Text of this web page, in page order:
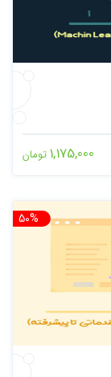
1,175,000تومان
50%